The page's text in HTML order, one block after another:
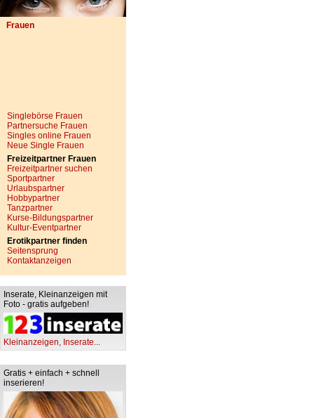
Frauen
Singlebörse Frauen
Partnersuche Frauen
Singles online Frauen
Neue Single Frauen
Freizeitpartner Frauen
Freizeitpartner suchen
Sportpartner
Urlaubspartner
Hobbypartner
Tanzpartner
Kurse-Bildungspartner
Kultur-Eventpartner
Erotikpartner finden
Seitensprung
Kontaktanzeigen
Inserate, Kleinanzeigen mit
Foto - gratis aufgeben!
Kleinanzeigen, Inserate...
Gratis + einfach + schnell
inserieren!